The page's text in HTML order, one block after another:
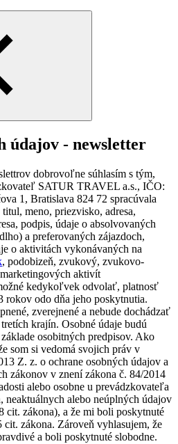
údajov - newsletter
dobrovoľne súhlasím s tým,
SATUR TRAVEL a.s., IČO:
1, Bratislava 824 72 spracúvala
meno, priezvisko, adresa,
podpis, údaje o absolvovaných
a preferovaných zájazdoch,
o aktivitách vykonávaných na
, podobizeň, zvukový, zvukovo-
aktivít
kedykoľvek odvolať, platnosť
rokov odo dňa jeho poskytnutia.
zverejnené a nebude dochádzať
krajín. Osobné údaje budú
osobitných predpisov. Ako
som si vedomá svojich práv v
Z. z. o ochrane osobných údajov a
zákonov v znení zákona č. 84/2014
alebo osobne u prevádzkovateľa
neaktuálnych alebo neúplných údajov
cit. zákona), a že mi boli poskytnuté
zákona. Zároveň vyhlasujem, že
a boli poskytnuté slobodne.